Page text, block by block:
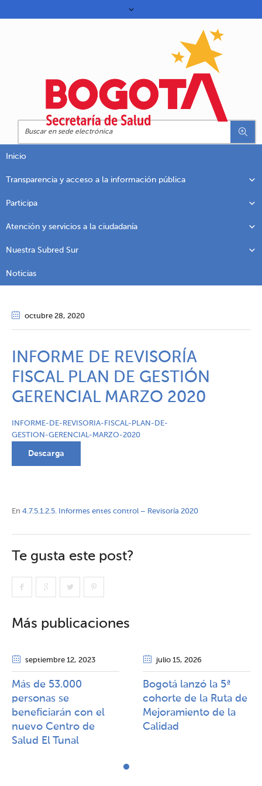
Inicio
Transparencia y acceso a la información pública
Participa
Atención y servicios a la ciudadanía
Nuestra Subred Sur
Noticias
octubre 28, 2020
INFORME DE REVISORÍA
FISCAL PLAN DE GESTIÓN
GERENCIAL MARZO 2020
INFORME-DE-REVISORIA-FISCAL-PLAN-DE-
GESTION-GERENCIAL-MARZO-2020
Descarga
En 4.7.5.1.2.5. Informes entes control – Revisoría 2020
Te gusta este post?
Más publicaciones
septiembre 12, 2023
Más de 53.000
personas se
beneficiarán con el
nuevo Centro de
Salud El Tunal
julio 15, 2026
Bogotá lanzó la 5ª
cohorte de la Ruta de
Mejoramiento de la
Calidad​​